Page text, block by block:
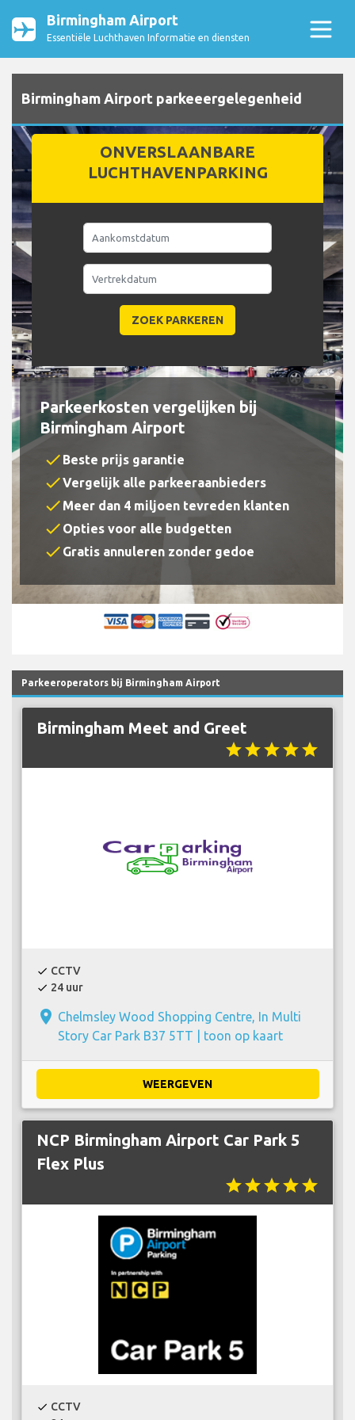
Birmingham Airport
Essentiële Luchthaven Informatie en diensten
Birmingham Airport parkeeergelegenheid
ONVERSLAANBARE
LUCHTHAVENPARKING
Parkeerkosten vergelijken bij
Birmingham Airport
check Beste prijs garantie
checkVergelijk alle parkeeraanbieders
check Meer dan 4 miljoen tevreden klanten
check Opties voor alle budgetten
check Gratis annuleren zonder gedoe
Parkeeroperators bij Birmingham Airport
Birmingham Meet and Greet
starstarstarstarstar
check CCTV
check 24 uur
place Chelmsley Wood Shopping Centre, In Multi
Story Car Park B37 5TT | toon op kaart
WEERGEVEN
NCP Birmingham Airport Car Park 5
Flex Plus
starstarstarstarstar
check CCTV